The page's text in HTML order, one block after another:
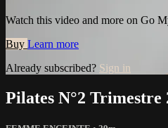
Watch this video and more on Go
Buy Learn more
Already subscribed? Sign in
Pilates N°2 Trimestre